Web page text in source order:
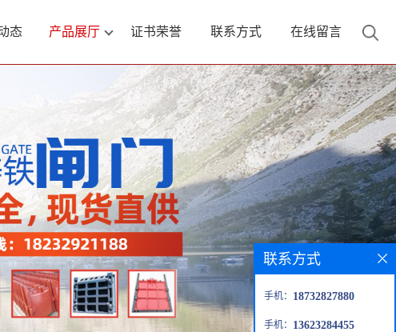
态 产品展厅 证书荣誉 联系方式 在线留言
联系方式
手机： 18732827880
手机： 13623284455